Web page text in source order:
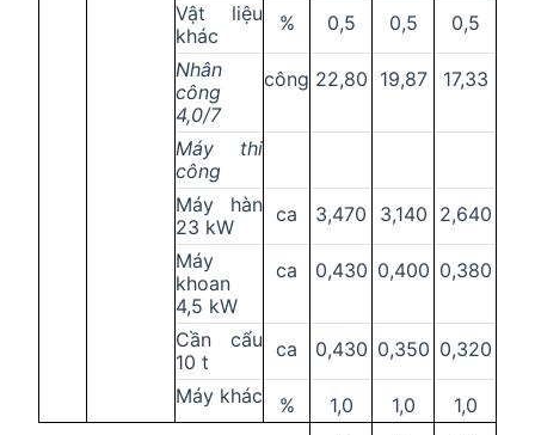
Vật liệu
khác
% 0,5 0,5
0,5
Nhân
công
4,0/7
công 22,80 19,87 17,33
Máy thi
công
Máy hàn
23 kW
ca 3,470 3,140 2,640
Máy
khoan
4,5 kW
ca 0,430 0,400 0,380
Cần cẩu
10 t
ca 0,430 0,350 0,320
Máy khác
% 1,0 1,0
1,0